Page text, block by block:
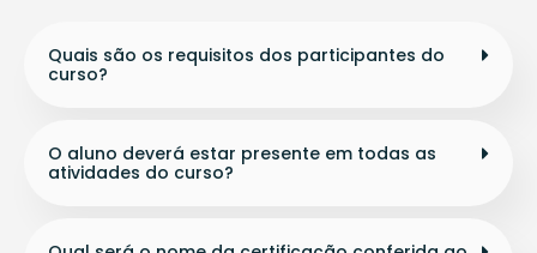
Quais são os requisitos dos participantes do
curso?
O aluno deverá estar presente em todas as
atividades do curso?